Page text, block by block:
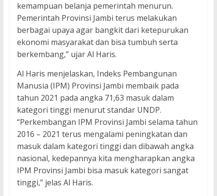
kemampuan belanja pemerintah menurun.
Pemerintah Provinsi Jambi terus melakukan
berbagai upaya agar bangkit dari ketepurukan
ekonomi masyarakat dan bisa tumbuh serta
berkembang,” ujar Al Haris.
Al Haris menjelaskan, Indeks Pembangunan
Manusia (IPM) Provinsi Jambi membaik pada
tahun 2021 pada angka 71,63 masuk dalam
kategori tinggi menurut standar UNDP.
“Perkembangan IPM Provinsi Jambi selama tahun
2016 – 2021 terus mengalami peningkatan dan
masuk dalam kategori tinggi dan dibawah angka
nasional, kedepannya kita mengharapkan angka
IPM Provinsi Jambi bisa masuk kategori sangat
tinggi,” jelas Al Haris.